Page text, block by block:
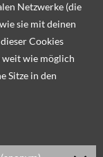
Netzwerke (die
sie mit deinen
Cookies
weit wie möglich
Sitze in den